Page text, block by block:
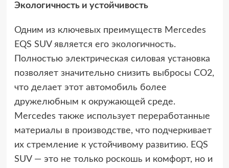
Экологичность и устойчивость
Одним из ключевых преимуществ Mercedes
EQS SUV является его экологичность.
Полностью электрическая силовая установка
позволяет значительно снизить выбросы CO2,
что делает этот автомобиль более
дружелюбным к окружающей среде.
Mercedes также использует переработанные
материалы в производстве, что подчеркивает
их стремление к устойчивому развитию. EQS
SUV — это не только роскошь и комфорт, но и